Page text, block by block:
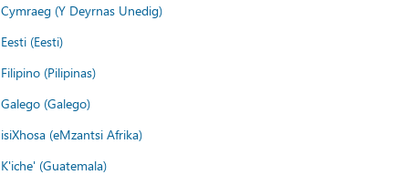
Cymraeg (Y Deyrnas Unedig)
Eesti (Eesti)
Filipino (Pilipinas)
Galego (Galego)
isiXhosa (eMzantsi Afrika)
K'iche' (Guatemala)